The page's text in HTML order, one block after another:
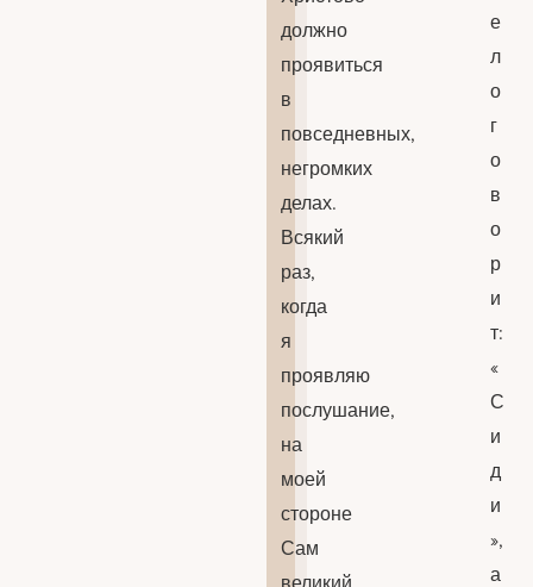
должно
проявиться
в
повседневных,
негромких
делах.
Всякий
раз,
когда
я
проявляю
послушание,
на
моей
стороне
Сам
е
л
о
г
о
в
о
р
и
т:
«
С
и
д
и
»,
а